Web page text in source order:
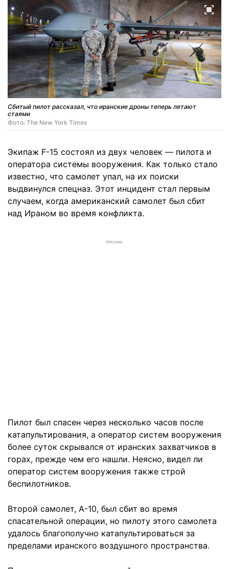
Сбитый пилот рассказал, что иранские дроны теперь летают
стаями
Фото: The New York Times
Экипаж F-15 состоял из двух человек — пилота и
оператора системы вооружения. Как только стало
известно, что самолет упал, на их поиски
выдвинулся спецназ. Этот инцидент стал первым
случаем, когда американский самолет был сбит
над Ираном во время конфликта.
РЕКЛАМА
Пилот был спасен через несколько часов после
катапультирования, а оператор систем вооружения
более суток скрывался от иранских захватчиков в
горах, прежде чем его нашли. Неясно, видел ли
оператор систем вооружения также строй
беспилотников.
Второй самолет, А-10, был сбит во время
спасательной операции, но пилоту этого самолета
удалось благополучно катапультироваться за
пределами иранского воздушного пространства.